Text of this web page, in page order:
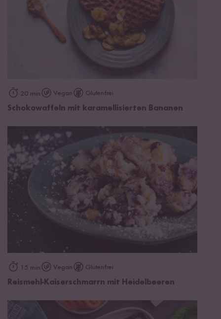
20 min Vegan Glutenfrei
Schokowaffeln mit karamellisierten Bananen
15 min Vegan Glutenfrei
Reismehl-Kaiserschmarrn mit Heidelbeeren